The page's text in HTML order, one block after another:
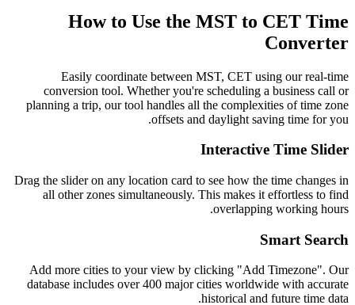
How to Use the MST to CET Time
Converter
Easily coordinate between MST, CET using our real-time
conversion tool. Whether you're scheduling a business call or
planning a trip, our tool handles all the complexities of time zone
offsets and daylight saving time for you.
Interactive Time Slider
Drag the slider on any location card to see how the time changes in
all other zones simultaneously. This makes it effortless to find
overlapping working hours.
Smart Search
Add more cities to your view by clicking "Add Timezone". Our
database includes over 400 major cities worldwide with accurate
historical and future time data.